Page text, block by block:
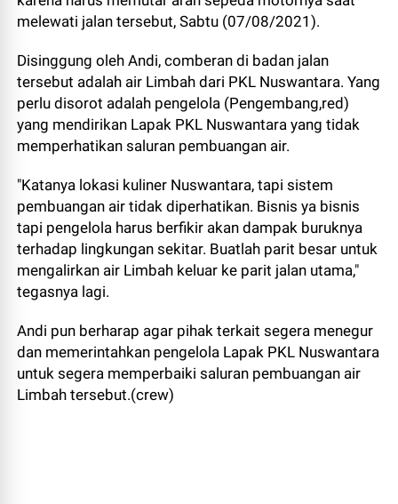
melewati jalan tersebut, Sabtu (07/08/2021).
Disinggung oleh Andi, comberan di badan jalan
tersebut adalah air Limbah dari PKL Nuswantara. Yang
perlu disorot adalah pengelola (Pengembang,red)
yang mendirikan Lapak PKL Nuswantara yang tidak
memperhatikan saluran pembuangan air.
"Katanya lokasi kuliner Nuswantara, tapi sistem
pembuangan air tidak diperhatikan. Bisnis ya bisnis
tapi pengelola harus berfikir akan dampak buruknya
terhadap lingkungan sekitar. Buatlah parit besar untuk
mengalirkan air Limbah keluar ke parit jalan utama,"
tegasnya lagi.
Andi pun berharap agar pihak terkait segera menegur
dan memerintahkan pengelola Lapak PKL Nuswantara
untuk segera memperbaiki saluran pembuangan air
Limbah tersebut.(crew)